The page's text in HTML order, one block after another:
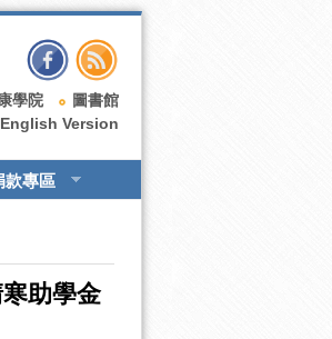
學院
圖書館
English Version
款專區
助學金